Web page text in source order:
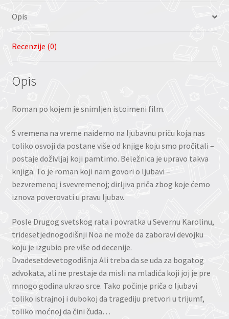
Opis
Recenzije (0)
Opis
Roman po kojem je snimljen istoimeni film.
S vremena na vreme naiđemo na ljubavnu priču koja nas
toliko osvoji da postane više od knjige koju smo pročitali –
postaje doživljaj koji pamtimo. Beležnica je upravo takva
knjiga. To je roman koji nam govori o ljubavi –
bezvremenoj i svevremenoj; dirljiva priča zbog koje ćemo
iznova poverovati u pravu ljubav.
Posle Drugog svetskog rata i povratka u Severnu Karolinu,
tridesetjednogodišnji Noa ne može da zaboravi devojku
koju je izgubio pre više od decenije.
Dvadesetdevetogodišnja Ali treba da se uda za bogatog
advokata, ali ne prestaje da misli na mladića koji joj je pre
mnogo godina ukrao srce. Tako počinje priča o ljubavi
toliko istrajnoj i dubokoj da tragediju pretvori u trijumf,
toliko moćnoj da čini čuda…